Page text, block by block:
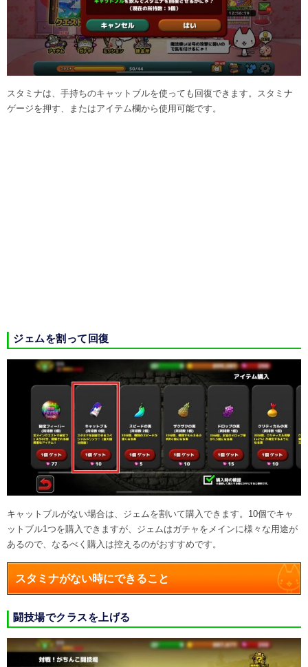
スタミナは、手持ちのキャットブルを使っても回復できます。スタミナ
ゲージを押す、またはアイテム欄から使用可能です。
ジェムを割って回復
キャットブルがない場合は、ジェムを割いて購入できます。10個でキャ
ットブル1つを購入できますが、ジェムはガチャをメインに様々な用途が
あるので、なるべく購入は控えるのがおすすめです。
スタミナがない時にできること
闘技場でクラスを上げる